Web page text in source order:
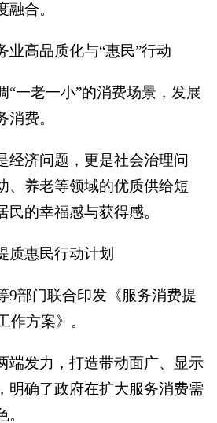
合。
业高品质化与“惠民”行动
“一老一小”的消费场景，发展
费。
经济问题，更是社会治理问
、养老等领域的优质供给短
的幸福感与获得感。
质惠民行动计划
9部门联合印发《服务消费提
作方案》。
端发力，打造带动面广、显示
明确了政府在扩大服务消费需